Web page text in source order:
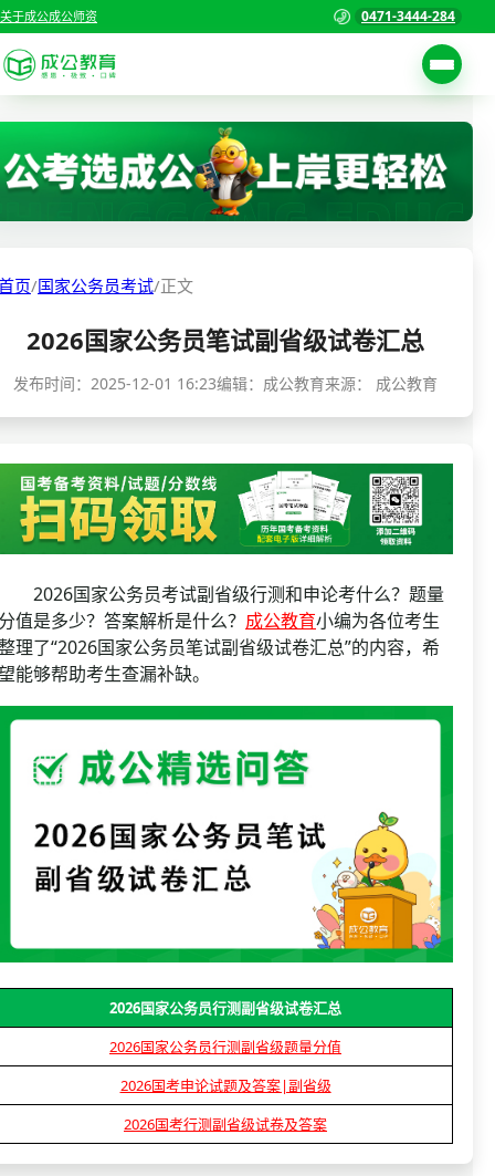
关于成公成公师资 0471-3444-284
考试公告
职位表
准考证打印
考试政策
成绩查询
分数线
资格复审
面试补录
公务员课程
首页
国家公务员考试
警察/辅警考试
教师资格/教师编制
国企/银行考试
页/国家公务员考试/正文
2026国家公务员笔试副省级试卷汇总
发布时间： 2025-12-01 16:23编辑：成公教育来源： 成公教育
国家公务员考试副省级行测和申论考什么？题量
值是多少？答案解析是什么？ 成公教育小编为各位考生
理了“2026国家公务员笔试副省级试卷汇总”的内容，希
能够帮助考生查漏补缺。
2026国家公务员行测副省级试卷汇总
2026国家公务员行测副省级题量分值
2026国考申论试题及答案|副省级
2026国考行测副省级试卷及答案